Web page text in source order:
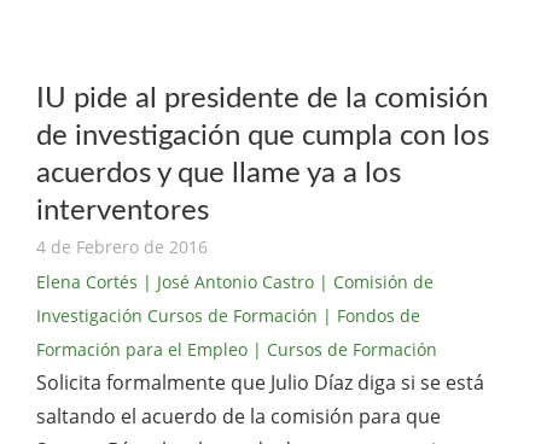
IU pide al presidente de la comisión
de investigación que cumpla con los
acuerdos y que llame ya a los
interventores
4 de Febrero de 2016
Elena Cortés | José Antonio Castro | Comisión de
Investigación Cursos de Formación | Fondos de
Formación para el Empleo | Cursos de Formación
Solicita formalmente que Julio Díaz diga si se está
saltando el acuerdo de la comisión para que